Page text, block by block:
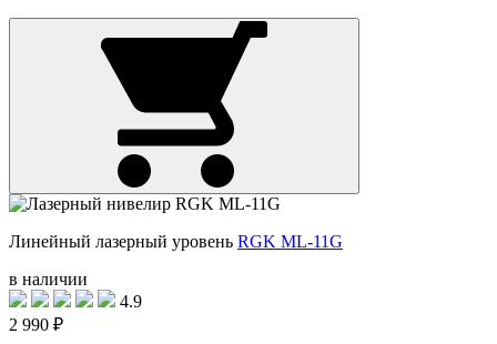
Линейный лазерный уровень RGK ML-11G
в наличии
4.9
2 990 ₽